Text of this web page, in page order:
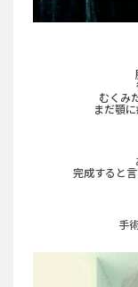
むくみ
まだ顎
完成すると
手